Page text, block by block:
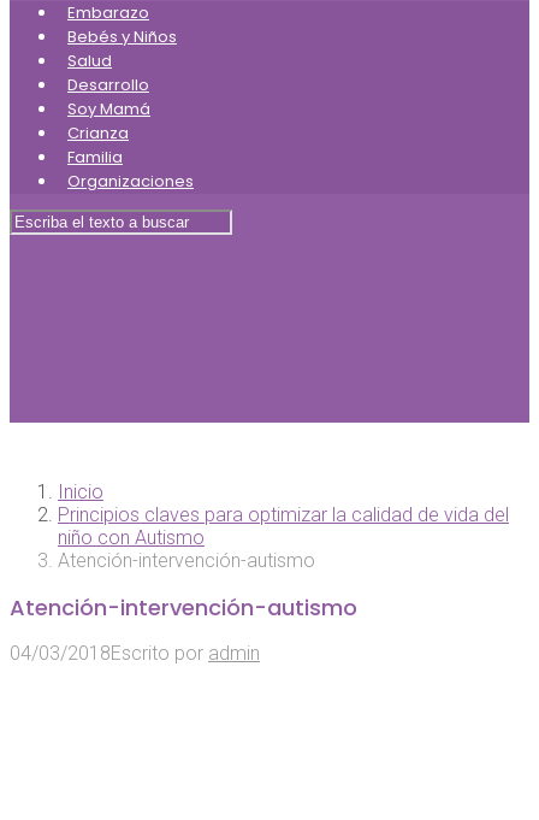
Embarazo
Bebés y Niños
Salud
Desarrollo
Soy Mamá
Crianza
Familia
Organizaciones
Inicio
Principios claves para optimizar la calidad de vida del
niño con Autismo
Atención-intervención-autismo
Atención-intervención-autismo
04/03/2018Escrito por admin